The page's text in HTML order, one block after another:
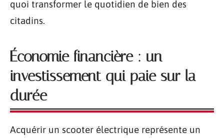
quoi transformer le quotidien de bien des
citadins.
Économie financière : un
investissement qui paie sur la
durée
Acquérir un scooter électrique représente un